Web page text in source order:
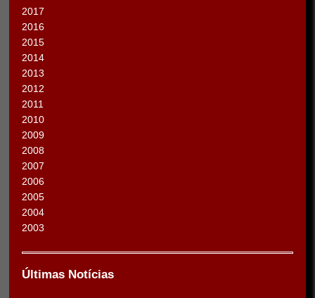
2017
2016
2015
2014
2013
2012
2011
2010
2009
2008
2007
2006
2005
2004
2003
Últimas Notícias